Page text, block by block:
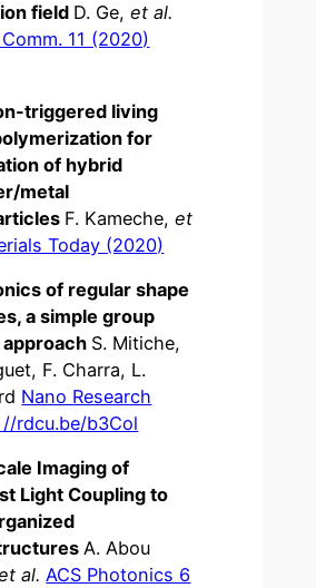
field D. Ge,et al.
11 (2020)
triggered living
for
of hybrid
metal
F. Kameche,et
Today (2020)
of regular shape
a simple group
S. Mitiche,
F. Charra, L.
Nano Research
rdcu.be/b3Col
Imaging of
Light Coupling to
A. Abou
al.ACS Photonics 6